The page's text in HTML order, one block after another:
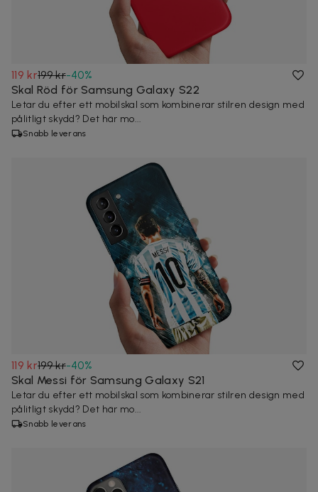
119 kr199 kr-40%
Skal Röd för Samsung Galaxy S22
Letar du efter ett mobilskal som kombinerar stilren design med
pålitligt skydd? Det här mo...
Snabb leverans
119 kr199 kr-40%
Skal Messi för Samsung Galaxy S21
Letar du efter ett mobilskal som kombinerar stilren design med
pålitligt skydd? Det här mo...
Snabb leverans